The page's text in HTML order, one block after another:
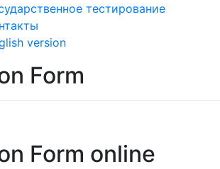
тестирование
version
Form
Form online